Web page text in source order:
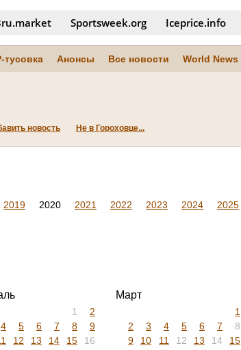
Sportsweek.org Iceprice.info
тусовка Анонсы Все новости World News
новость Не в Гороховце...
2019 2020 2021 2022 2023 2024
2025
1
2
4 5 6 7 8
9
12 13 14 15
16
Март
1
2
3 4 5 6 7
8
9
10 11 12 13 14
15